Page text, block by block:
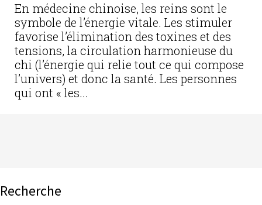
En médecine chinoise, les reins sont le
symbole de l’énergie vitale. Les stimuler
favorise l’élimination des toxines et des
tensions, la circulation harmonieuse du
chi (l’énergie qui relie tout ce qui compose
l’univers) et donc la santé. Les personnes
qui ont « les...
Recherche